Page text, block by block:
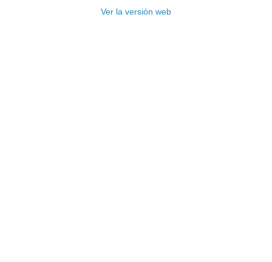
Ver la versión web